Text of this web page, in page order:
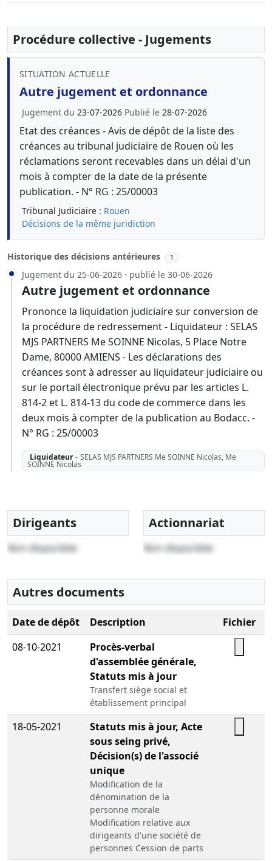
Procédure collective - Jugements
SITUATION ACTUELLE
Autre jugement et ordonnance
Jugement du 23-07-2026 Publié le 28-07-2026
Etat des créances - Avis de dépôt de la liste des
créances au tribunal judiciaire de Rouen où les
réclamations seront recevables dans un délai d'un
mois à compter de la date de la présente
publication. - N° RG : 25/00003
Tribunal Judiciaire : Rouen
Décisions de la même juridiction
Historique des décisions antérieures 1
Jugement du 25-06-2026 · publié le 30-06-2026
Autre jugement et ordonnance
Prononce la liquidation judiciaire sur conversion de
la procédure de redressement - Liquidateur : SELAS
MJS PARTNERS Me SOINNE Nicolas, 5 Place Notre
Dame, 80000 AMIENS - Les déclarations des
créances sont à adresser au liquidateur judiciaire ou
sur le portail électronique prévu par les articles L.
814-2 et L. 814-13 du code de commerce dans les
deux mois à compter de la publication au Bodacc. -
N° RG : 25/00003
Liquidateur - SELAS MJS PARTNERS Me SOINNE Nicolas, Me
SOINNE Nicolas
Dirigeants
Non disponible
Actionnariat
Non disponible
Autres documents
Date de dépôt Description
Fichier
08-10-2021
Procès-verbal
d'assemblée générale,
Statuts mis à jour
Transfert siège social et
établissement principal
18-05-2021
Statuts mis à jour, Acte
sous seing privé,
Décision(s) de l'associé
unique
Modification de la
dénomination de la
personne morale
Modification relative aux
dirigeants d'une société de
personnes Cession de parts